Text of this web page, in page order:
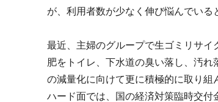
が、利用者数が少なく伸び悩んでいる
最近、主婦のグループで生ゴミリサ
肥をトイレ、下水道の臭い落し、汚
の減量化に向けて更に積極的に取り組
ハード面では、国の経済対策臨時交